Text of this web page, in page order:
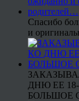
Спасибо
и
ДНЮ ЕЕ
БОЛЬШОЕ